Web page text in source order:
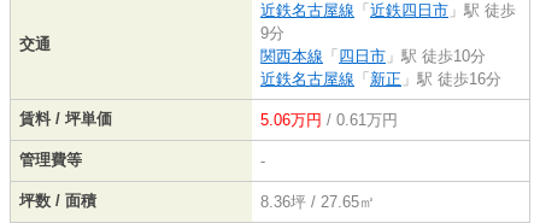
交通
近鉄名古屋線 「 近鉄四日市 」駅 徒歩
9分
関西本線 「 四日市 」駅 徒歩10分
近鉄名古屋線 「 新正 」駅 徒歩16分
賃料 / 坪単価 5.06万円 / 0.61万円
管理費等 -
坪数 / 面積 8.36坪 / 27.65㎡